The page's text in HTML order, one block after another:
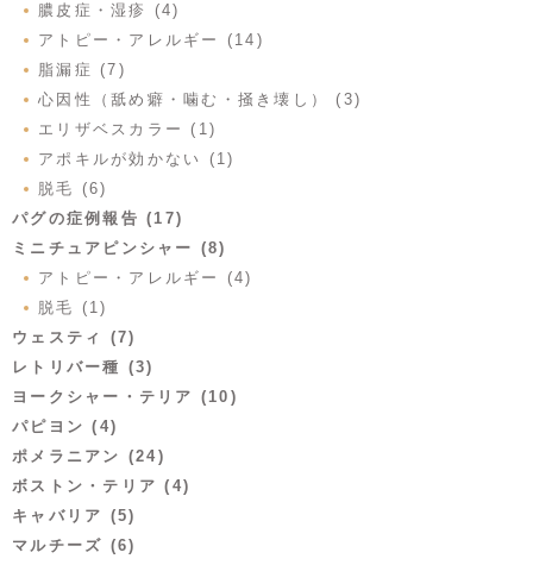
膿皮症・湿疹 (4)
アトピー・アレルギー (14)
脂漏症 (7)
心因性（舐め癖・噛む・掻き壊し） (3)
エリザベスカラー (1)
アポキルが効かない (1)
脱毛 (6)
パグの症例報告 (17)
ミニチュアピンシャー (8)
アトピー・アレルギー (4)
脱毛 (1)
ウェスティ (7)
レトリバー種 (3)
ヨークシャー・テリア (10)
パピヨン (4)
ポメラニアン (24)
ボストン・テリア (4)
キャバリア (5)
マルチーズ (6)